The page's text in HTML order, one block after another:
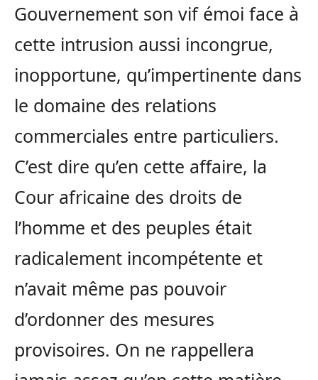
Gouvernement son vif émoi face à
cette intrusion aussi incongrue,
inopportune, qu’impertinente dans
le domaine des relations
commerciales entre particuliers.
C’est dire qu’en cette affaire, la
Cour africaine des droits de
l’homme et des peuples était
radicalement incompétente et
n’avait même pas pouvoir
d’ordonner des mesures
provisoires. On ne rappellera